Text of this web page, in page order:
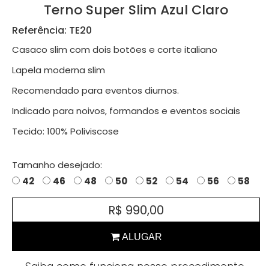
Terno Super Slim Azul Claro
Referência: TE20
Casaco slim com dois botões e corte italiano
Lapela moderna slim
Recomendado para eventos diurnos.
Indicado para noivos, formandos e eventos sociais
Tecido: 100% Poliviscose
Tamanho desejado:
42
46 48 50 52 54 56 58
R$ 990,00